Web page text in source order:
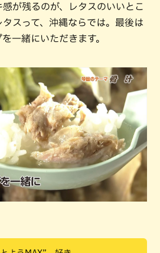
が残るのが、レタスのいいとこ
スって、沖縄ならでは。最後は
一緒にいただきます。